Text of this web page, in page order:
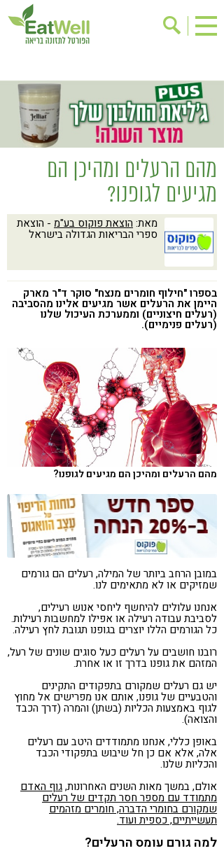
בישול בריא
אינדקס עסקים
ריפוי ומניעת מחלות
בריאות האישה
תוספי תזונה
מתכוני בריאות
אירועים
שינוי תזונתי
גישות בתזונה
מזונות על
ילדים
רגישות לגלוטן
טעים להכיר
קורונה
מהם הרעלים ומהיכן הם
מגיעים לגופנו?
מאת: הוצאת פוקוס בע"מ - הוצאת
ספרי הבריאות הגדולה בישראל
בספרו "חילוף חומרים מנצח" סוקר ד"ר מארק
היימן את הרעלים אשר מגיעים אלינו מהסביבה
(רעלים חיצוניים) וממערכת העיכול שלנו
(רעלים פנימיים).
מהם הרעלים ומהיכן הם מגיעים לגופנו?
במובן הרחב ביותר של המילה, רעלים הם גורמים
שמזיקים או לא מתאימים לנו.
אנחנו עלולים להיחשף ליחסי אנוש רעילים,
לסביבת עבודה רעילה או אפילו למחשבות רעילות.
כל הגורמים הללו יוצרים בגופנו תגובת לחץ רעילה.
רובנו חושבים על רעלים כעל סוגים שונים של רעל,
המזהם את גופנו בדרך זו או אחרת.
יש גם רעלים שמקורם בתפקודים התקינים
והטבעיים של גופנו, אותם אנו מפרישים אל מחוץ
לגוף באמצעות הכליות (בשתן) והמרה (דרך הכבד
והצואה).
באופן כללי, אנחנו מתמודדים היטב עם רעלים
אלה, אלא אם כן חל שיבוש בתפקודי הכבד
והכליות שלנו.
אולם, במשך מאות השנים האחרונות,גוף האדם
מתמודד עם מספר חסר תקדים של רעלים
שמקורם בחומרי הדברה, חומרים מזהמים
תעשייתיים, כספית ועוד.
למה גורם עומס הרעלים?